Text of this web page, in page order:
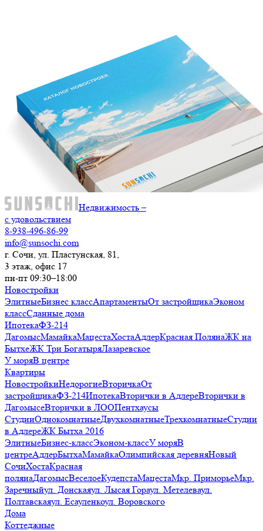
Недвижимость –
с удовольствием
8-938-496-86-99
info@sunsochi.com
г. Сочи, ул. Пластунская, 81,
3 этаж, офис 17
пн-пт 09:30–18:00
Новостройки
ЭлитныеБизнес классАпартаментыОт застройщикаЭконом
классСданные дома
ИпотекаФЗ-214
ДагомысМамайкаМацестаХостаАдлерКрасная ПолянаЖК на
БытхеЖК Три БогатыряЛазаревское
У моряВ центре
Квартиры
НовостройкиНедорогиеВторичкаОт
застройщикаФЗ-214ИпотекаВторички в АдлереВторички в
ДагомысеВторички в ЛООПентхаусы
СтудииОднокомнатныеДвухкомнатныеТрехкомнатныеСтудии
в АдлереЖК Бытха 2016
ЭлитныеБизнес-классЭконом-классУ моряВ
центреАдлерБытхаМамайкаОлимпийская деревняНовый
СочиХостаКрасная
полянаДагомысВеселоеКудепстаМацестаМкр. ПриморьеМкр.
Заречныйул. Донскаяул. Лысая Гораул. Метелеваул.
Полтавскаяул. Есауленкоул. Воровского
Дома
Коттеджные